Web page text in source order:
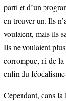
parti et d’un
en trouver un. Ils
voulaient, mais ils
Ils ne voulaient
corrompue, ni de la
enfin du féodalisme
Cependant, dans la